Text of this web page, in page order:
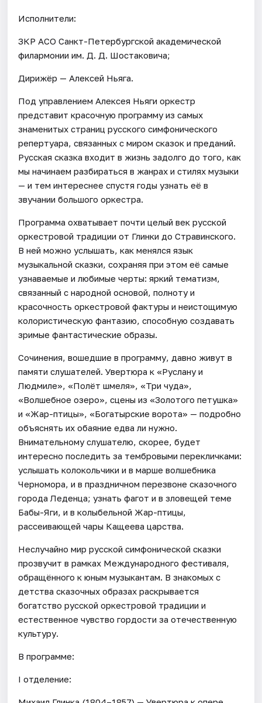
Исполнители:
ЗКР АСО Санкт-Петербургской академической
филармонии им. Д. Д. Шостаковича;
Дирижёр — Алексей Ньяга.
Под управлением Алексея Ньяги оркестр
представит красочную программу из самых
знаменитых страниц русского симфонического
репертуара, связанных с миром сказок и преданий.
Русская сказка входит в жизнь задолго до того, как
мы начинаем разбираться в жанрах и стилях музыки
— и тем интереснее спустя годы узнать её в
звучании большого оркестра.
Программа охватывает почти целый век русской
оркестровой традиции от Глинки до Стравинского.
В ней можно услышать, как менялся язык
музыкальной сказки, сохраняя при этом её самые
узнаваемые и любимые черты: яркий тематизм,
связанный с народной основой, полноту и
красочность оркестровой фактуры и неистощимую
колористическую фантазию, способную создавать
зримые фантастические образы.
Сочинения, вошедшие в программу, давно живут в
памяти слушателей. Увертюра к «Руслану и
Людмиле», «Полёт шмеля», «Три чуда»,
«Волшебное озеро», сцены из «Золотого петушка»
и «Жар-птицы», «Богатырские ворота» — подробно
объяснять их обаяние едва ли нужно.
Внимательному слушателю, скорее, будет
интересно последить за тембровыми перекличками:
услышать колокольчики и в марше волшебника
Черномора, и в праздничном перезвоне сказочного
города Леденца; узнать фагот и в зловещей теме
Бабы-Яги, и в колыбельной Жар-птицы,
рассеивающей чары Кащеева царства.
Неслучайно мир русской симфонической сказки
прозвучит в рамках Международного фестиваля,
обращённого к юным музыкантам. В знакомых с
детства сказочных образах раскрывается
богатство русской оркестровой традиции и
естественное чувство гордости за отечественную
культуру.
В программе:
I отделение: